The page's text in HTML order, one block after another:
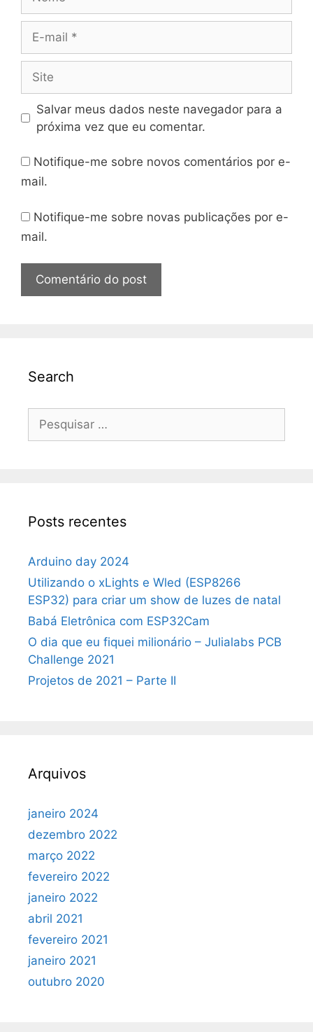
mail
Salvar meus dados neste navegador para a
próxima vez que eu comentar.
Notifique-me sobre novos comentários por e-
mail.
Notifique-me sobre novas publicações por e-
mail.
Search
Pesquisar
Posts recentes
Arduino day 2024
Utilizando o xLights e Wled (ESP8266
ESP32) para criar um show de luzes de natal
Babá Eletrônica com ESP32Cam
O dia que eu fiquei milionário – Julialabs PCB
Challenge 2021
Projetos de 2021 – Parte II
Arquivos
janeiro 2024
dezembro 2022
março 2022
fevereiro 2022
janeiro 2022
abril 2021
fevereiro 2021
janeiro 2021
outubro 2020